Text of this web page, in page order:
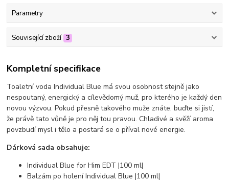
Parametry
Související zboží 3
Kompletní specifikace
Toaletní voda Individual Blue má svou osobnost stejně jako
nespoutaný, energický a cílevědomý muž, pro kterého je každý den
novou výzvou. Pokud přesně takového muže znáte, buďte si jistí,
že právě tato vůně je pro něj tou pravou. Chladivé a svěží aroma
povzbudí mysl i tělo a postará se o příval nové energie.
Dárková sada obsahuje:
Individual Blue for Him EDT |100 ml|
Balzám po holení Individual Blue |100 ml|